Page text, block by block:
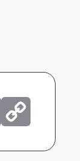
EmailCopy
Link